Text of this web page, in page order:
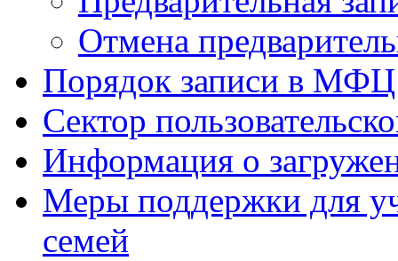
Отмена
Порядок записи в МФЦ
Сектор
Информация о
Меры поддержки для
семей